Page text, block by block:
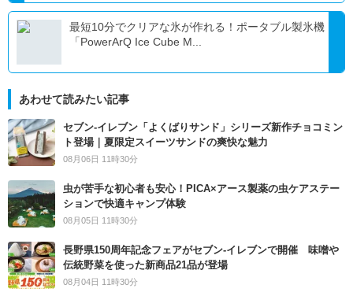
最短10分でクリアな氷が作れる！ポータブル製氷機
「PowerArQ Ice Cube M...
あわせて読みたい記事
セブン‐イレブン「よくばりサンド」シリーズ新作チョコミン
ト登場｜夏限定スイーツサンドの爽快な魅力
08月06日 11時30分
虫が苦手な初心者も安心！PICA×アース製薬の虫ケアステー
ションで快適キャンプ体験
08月05日 11時30分
長野県150周年記念フェアがセブン-イレブンで開催 味噌や
伝統野菜を使った新商品21品が登場
08月04日 11時30分